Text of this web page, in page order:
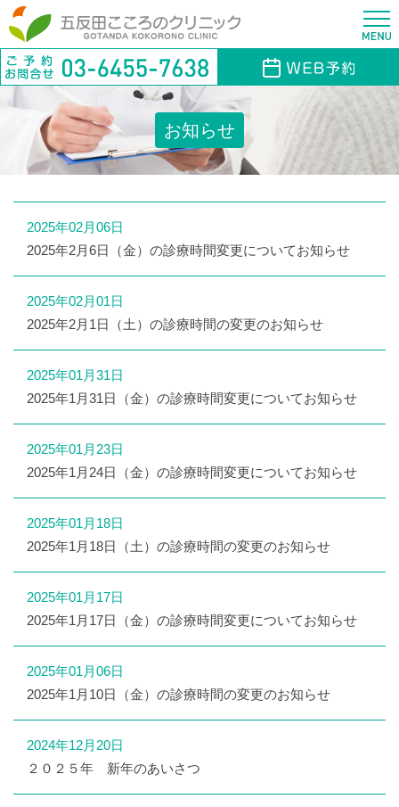
お知らせ
2025年02月06日
2025年2月6日（金）の診療時間変更についてお知らせ
2025年02月01日
2025年2月1日（土）の診療時間の変更のお知らせ
2025年01月31日
2025年1月31日（金）の診療時間変更についてお知らせ
2025年01月23日
2025年1月24日（金）の診療時間変更についてお知らせ
2025年01月18日
2025年1月18日（土）の診療時間の変更のお知らせ
2025年01月17日
2025年1月17日（金）の診療時間変更についてお知らせ
2025年01月06日
2025年1月10日（金）の診療時間の変更のお知らせ
2024年12月20日
２０２５年 新年のあいさつ